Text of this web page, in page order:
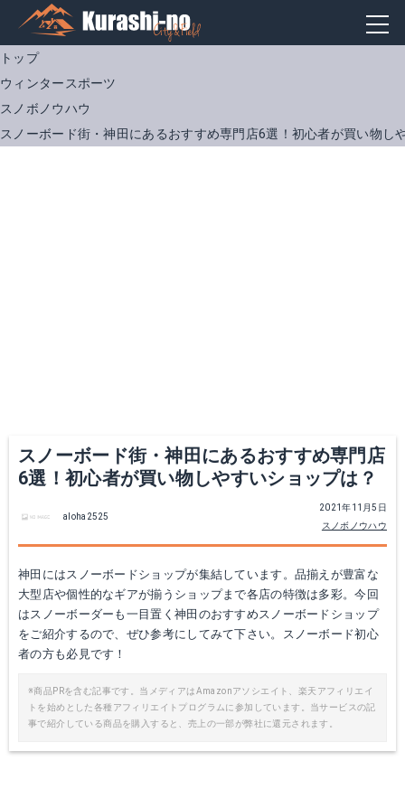
トップ
ウィンタースポーツ
スノボノウハウ
スノーボード街・神田にあるおすすめ専門店6選！初心者が買い物し
スノーボード街・神田にあるおすすめ専門店
6選！初心者が買い物しやすいショップは？
2021年11月5日
スノボノウハウ
aloha2525
神田にはスノーボードショップが集結しています。品揃えが豊富な
大型店や個性的なギアが揃うショップまで各店の特徴は多彩。今回
はスノーボーダーも一目置く神田のおすすめスノーボードショップ
をご紹介するので、ぜひ参考にしてみて下さい。スノーボード初心
者の方も必見です！
※商品PRを含む記事です。当メディアはAmazonアソシエイト、楽天アフィリエイ
トを始めとした各種アフィリエイトプログラムに参加しています。当サービスの記
事で紹介している商品を購入すると、売上の一部が弊社に還元されます。